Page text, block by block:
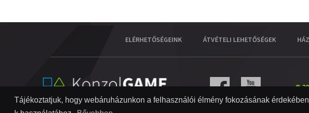
Tájékoztatjuk, hogy webáruházunkon a felhasználói élmény fokozásának
ELÉRHETŐSÉGEINK ÁTVÉTELI LEHETŐSÉGEK
©